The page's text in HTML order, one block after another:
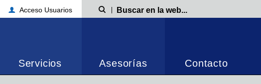
Acceso Usuarios Búsqueda
Servicios Asesorías Contacto